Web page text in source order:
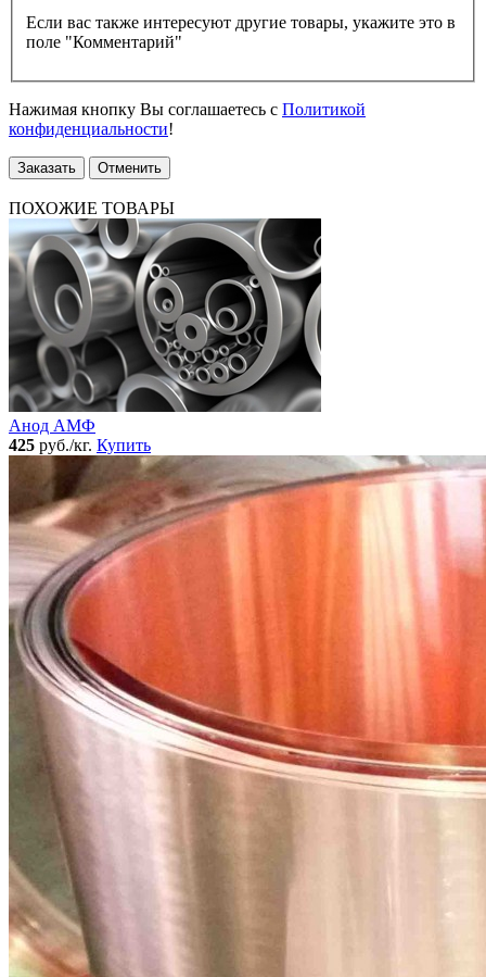
Если вас также интересуют другие товары, укажите это в
поле "Комментарий"
Нажимая кнопку Вы соглашаетесь с Политикой
конфиденциальности!
Заказать Отменить
ПОХОЖИЕ ТОВАРЫ
Анод АМФ
425 руб./кг. Купить